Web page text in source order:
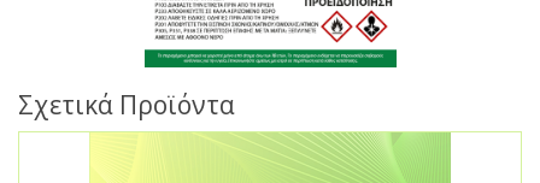
Σχετικά Προϊόντα